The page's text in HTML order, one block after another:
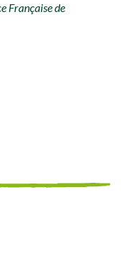
Française de